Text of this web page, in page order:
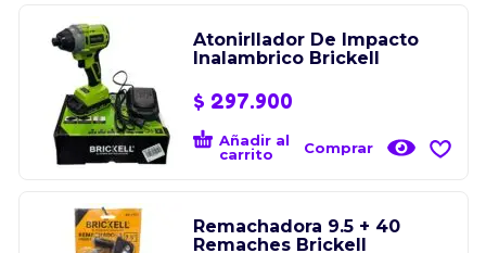
Atonirllador De Impacto
Inalambrico Brickell
$ 297.900
Añadir al
carrito
Comprar
Remachadora 9.5 + 40
Remaches Brickell